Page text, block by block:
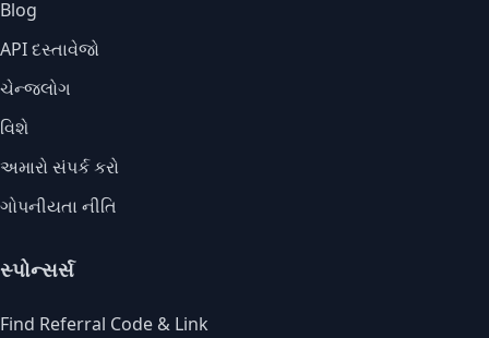
Blog
API દસ્તાવેજો
ચેન્જલોગ
વિશે
અમારો સંપર્ક કરો
ગોપનીયતા નીતિ
સ્પોન્સર્સ
Find Referral Code & Link